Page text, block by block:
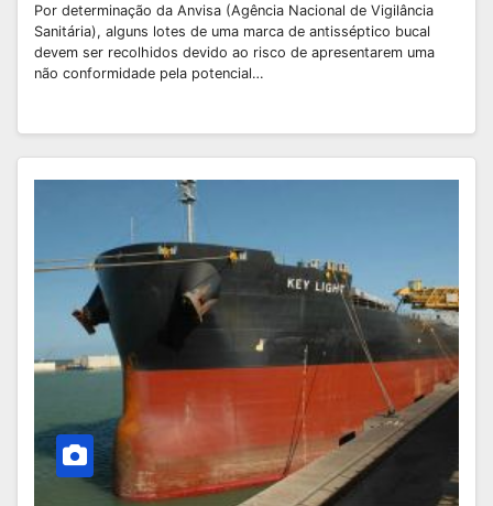
Por determinação da Anvisa (Agência Nacional de Vigilância
Sanitária), alguns lotes de uma marca de antisséptico bucal
devem ser recolhidos devido ao risco de apresentarem uma
não conformidade pela potencial…